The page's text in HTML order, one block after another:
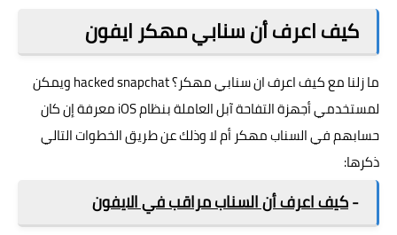
كيف اعرف أن سنابي مهكر ايفون
ما زلنا مع كيف اعرف ان سنابي مهكر؟ hacked snapchat ويمكن
لمستخدمي أجهزة التفاحة آبل العاملة بنظام iOS معرفة إن كان
حسابهم في السناب مهكر أم لا وذلك عن طريق الخطوات التالي
ذكرها:
-كيف اعرف أن السناب مراقب في الايفون